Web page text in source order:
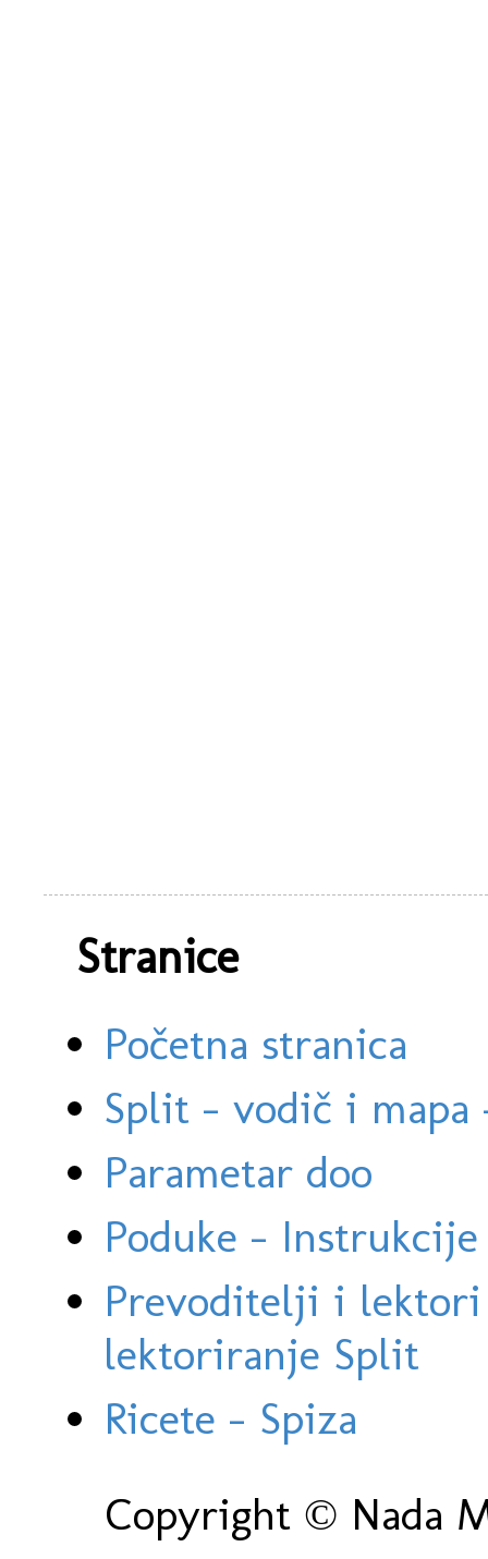
Stranice
Početna stranica
Split - vodič i
Parametar doo
Poduke -
Prevoditelji i
lektoriranje Split
Ricete - Spiza
Copyright © Nada